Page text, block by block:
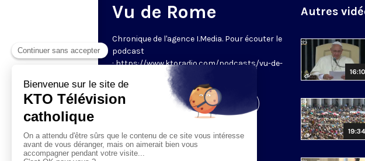
Vu de Rome
Chronique de l'agence I.Media. Pour écouter le
podcast
: https://www.ktoradio.com/podcasts/vu-de-
Visiter la page de l'émission
Autres
16:10
19:34